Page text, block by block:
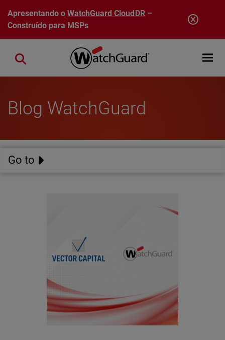
Pular para o conteúdo principal
Apresentando oWatchGuard CloudDR–
Construído para MSPs
Open
Close search
Blog WatchGuard
Go to